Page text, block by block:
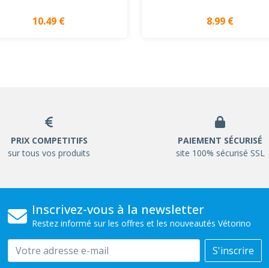
10.49 € 8.99 €
PRIX COMPETITIFS
sur tous vos produits
PAIEMENT SÉCURISÉ
site 100% sécurisé SSL
Inscrivez-vous à la newsletter
Restez informé sur les offres et les nouveautés Vétorino
Email S'inscrire